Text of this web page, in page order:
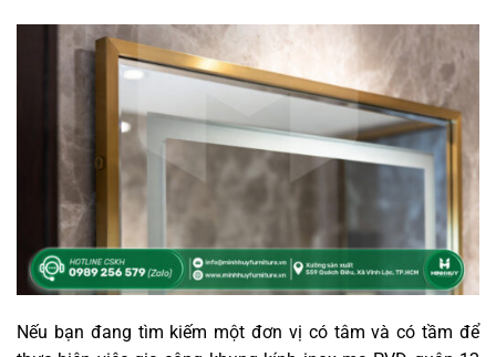
Nếu bạn đang tìm kiếm một đơn vị có tâm và có tầm để